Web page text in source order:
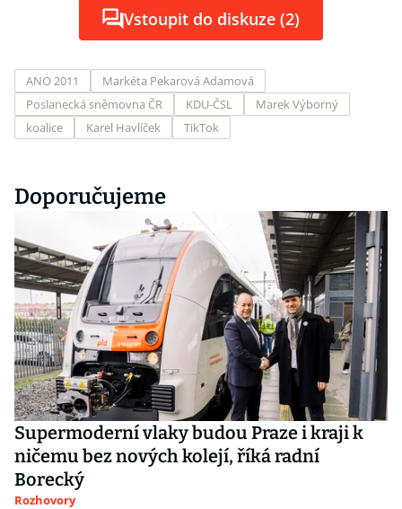
Vstoupit do diskuze (2)
ANO 2011
Markéta Pekarová Adamová
Poslanecká sněmovna ČR
KDU-ČSL
Marek Výborný
koalice
Karel Havlíček TikTok
Doporučujeme
Supermoderní vlaky budou Praze i kraji k
ničemu bez nových kolejí, říká radní
Borecký
Rozhovory